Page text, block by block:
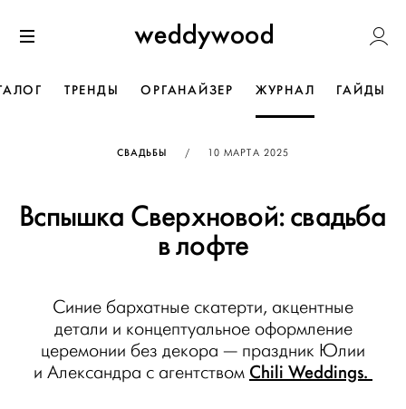
к содержанию
Weddywood
ТРЕНДЫ ОРГАНАЙЗЕР ЖУРНАЛ ГАЙДЫ
СВАДЬБЫ / ОПУБЛИКОВАНО
10 МАРТА 2025
Вспышка Сверхновой: свадьба
в лофте
Синие бархатные скатерти, акцентные
детали и концептуальное оформление
церемонии без декора — праздник Юлии
и Александра с агентством Chili Weddings.